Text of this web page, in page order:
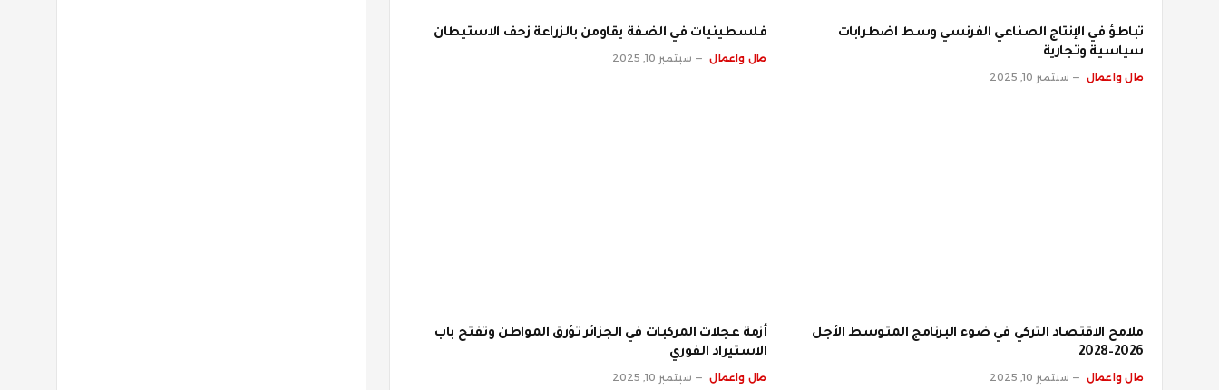
تباطؤ في الإنتاج الصناعي الفرنسي وسط اضطرابات
سياسية وتجارية
مال واعمال سبتمبر 10, 2025
فلسطينيات في الضفة يقاومن بالزراعة زحف الاستيطان
مال واعمال سبتمبر 10, 2025
ملامح الاقتصاد التركي في ضوء البرنامج المتوسط الأجل
2026–2028
مال واعمال سبتمبر 10, 2025
أزمة عجلات المركبات في الجزائر تؤرق المواطن وتفتح باب
الاستيراد الفوري
مال واعمال سبتمبر 10, 2025